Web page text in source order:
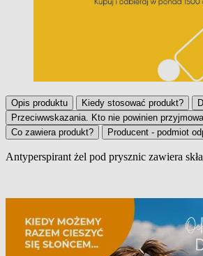
Opis produktu Kiedy stosować produkt?
Przeciwwskazania. Kto nie powinien
Co zawiera produkt?
Producent - podmiot
Antyperspirant żel pod prysznic zawiera